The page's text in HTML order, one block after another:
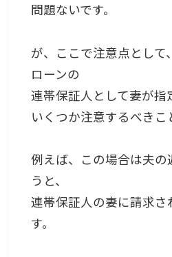
問題ないです。
が、ここで注意点として
ローンの
連帯保証人として妻が指
いくつか注意するべきこ
例えば、この場合は夫の
うと、
連帯保証人の妻に請求さ
す。